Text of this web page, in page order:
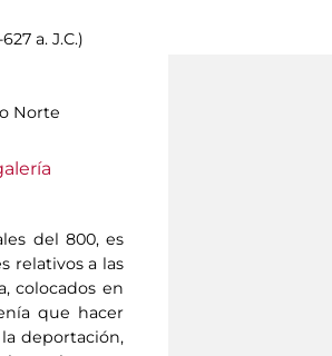
a. J.C.)
Norte
del 800, es
relativos a las
colocados en
que hacer
deportación,